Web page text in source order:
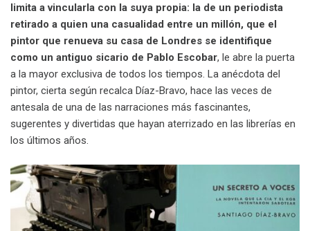
limita a vincularla con la suya propia: la de un periodista
retirado a quien una casualidad entre un millón, que el
pintor que renueva su casa de Londres se identifique
como un antiguo sicario de Pablo Escobar, le abre la puerta
a la mayor exclusiva de todos los tiempos. La anécdota del
pintor, cierta según recalca Díaz-Bravo, hace las veces de
antesala de una de las narraciones más fascinantes,
sugerentes y divertidas que hayan aterrizado en las librerías en
los últimos años.